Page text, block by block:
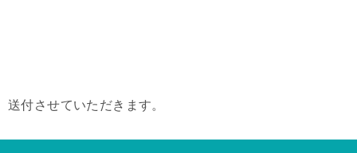
付させていただきます。